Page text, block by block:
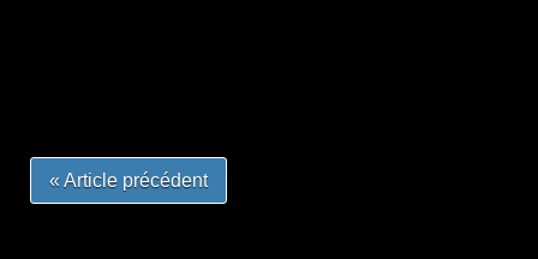
« Article précédent